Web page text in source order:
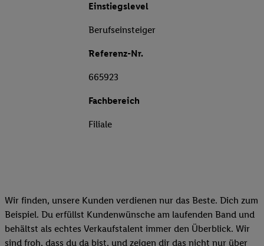
Einstiegslevel
Berufseinsteiger
Referenz-Nr.
665923
Fachbereich
Filiale
Wir finden, unsere Kunden verdienen nur das Beste. Dich zum
Beispiel. Du erfüllst Kundenwünsche am laufenden Band und
behältst als echtes Verkaufstalent immer den Überblick. Wir
sind froh, dass du da bist, und zeigen dir das nicht nur über